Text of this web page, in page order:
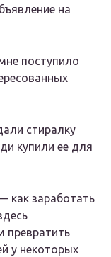
на
поступило
стиралку
купили ее для
как заработать
превратить
у некоторых